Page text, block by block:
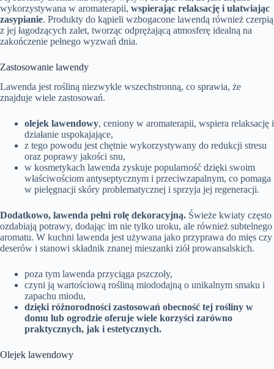
wykorzystywana w aromaterapii, wspierając relaksację i ułatwiając
zasypianie. Produkty do kąpieli wzbogacone lawendą również czerpią
z jej łagodzących zalet, tworząc odprężającą atmosferę idealną na
zakończenie pełnego wyzwań dnia.
Zastosowanie lawendy
Lawenda jest rośliną niezwykle wszechstronną, co sprawia, że
znajduje wiele zastosowań.
olejek lawendowy, ceniony w aromaterapii, wspiera relaksację i
działanie uspokajające,
z tego powodu jest chętnie wykorzystywany do redukcji stresu
oraz poprawy jakości snu,
w kosmetykach lawenda zyskuje popularność dzięki swoim
właściwościom antyseptycznym i przeciwzapalnym, co pomaga
w pielęgnacji skóry problematycznej i sprzyja jej regeneracji.
Dodatkowo, lawenda pełni rolę dekoracyjną. Świeże kwiaty często
ozdabiają potrawy, dodając im nie tylko uroku, ale również subtelnego
aromatu. W kuchni lawenda jest używana jako przyprawa do mięs czy
deserów i stanowi składnik znanej mieszanki ziół prowansalskich.
poza tym lawenda przyciąga pszczoły,
czyni ją wartościową rośliną miododajną o unikalnym smaku i
zapachu miodu,
dzięki różnorodności zastosowań obecność tej rośliny w
domu lub ogrodzie oferuje wiele korzyści zarówno
praktycznych, jak i estetycznych.
Olejek lawendowy